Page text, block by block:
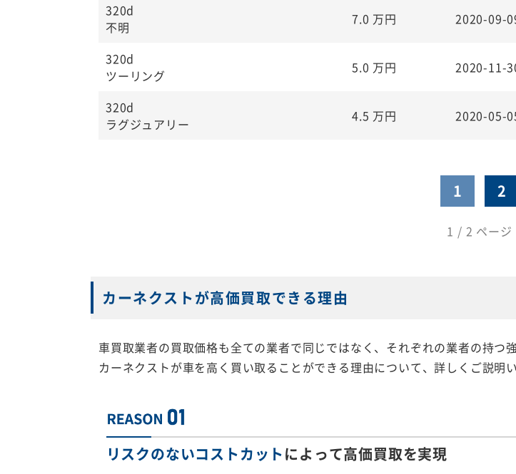
320d
不明
7.0 万円 2020-09-
320d
ツーリング
5.0 万円 2020-11-
320d
ラグジュアリー
4.5 万円 2020-05-
1 2
1 / 2 ページ
カーネクストが高価買取できる理由
車買取業者の買取価格も全ての業者で同じではなく、それぞれの業者の持つ
カーネクストが車を高く買い取ることができる理由について、詳しくご説明い
リスクのないコストカットによって高価買取を実現